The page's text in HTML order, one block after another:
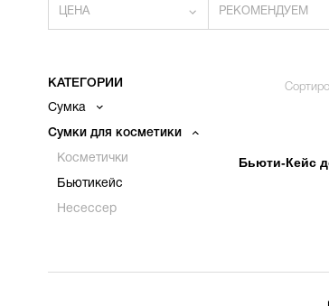
ЦЕНА РЕКОМЕНДУЕМ
КАТЕГОРИИ
Сумка
Сумки для косметики
Косметички
Бьютикейс
Несессер
Бьюти-Кейс